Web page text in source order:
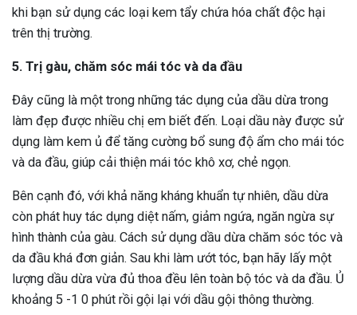
khi bạn sử dụng các loại kem tẩy chứa hóa chất độc hại
trên thị trường.
5. Trị gàu, chăm sóc mái tóc và da đầu
Đây cũng là một trong những tác dụng của dầu dừa trong
làm đẹp được nhiều chị em biết đến. Loại dầu này được sử
dụng làm kem ủ để tăng cường bổ sung độ ẩm cho mái tóc
và da đầu, giúp cải thiện mái tóc khô xơ, chẻ ngọn.
Bên cạnh đó, với khả năng kháng khuẩn tự nhiên, dầu dừa
còn phát huy tác dụng diệt nấm, giảm ngứa, ngăn ngừa sự
hình thành của gàu. Cách sử dụng dầu dừa chăm sóc tóc và
da đầu khá đơn giản. Sau khi làm ướt tóc, bạn hãy lấy một
lượng dầu dừa vừa đủ thoa đều lên toàn bộ tóc và da đầu. Ủ
khoảng 5 -1 0 phút rồi gội lại với dầu gội thông thường.